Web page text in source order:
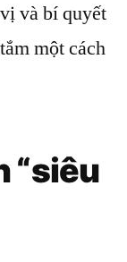
và bí quyết
một cách
“siêu